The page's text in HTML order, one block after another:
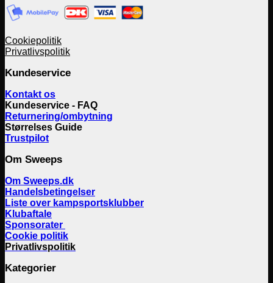
Cookiepolitik
Privatlivspolitik
Kundeservice
Kontakt os
Kundeservice - FAQ
Returnering/ombytning
Størrelses Guide
Trustpilot
Om Sweeps
Om Sweeps.dk
Handelsbetingelser
Liste over kampsportsklubber
Klubaftale
Sponsorater
Cookie politik
Privatlivspolitik
Kategorier